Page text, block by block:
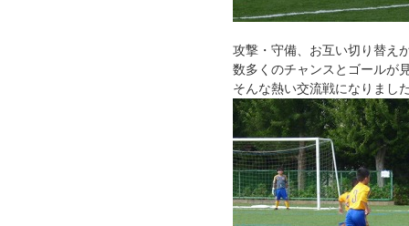
攻撃・守備、お互い切り替え
数多くのチャンスとゴールが
そんな熱い交流戦になりまし